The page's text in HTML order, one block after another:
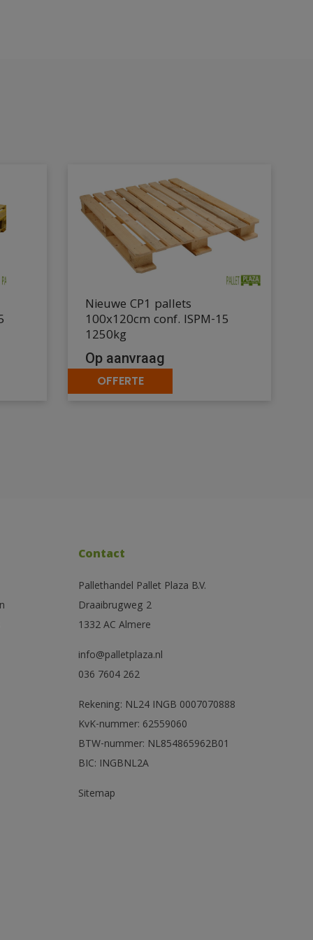
Nieuwe CP1 pallets
100x120cm conf. ISPM-15
1250kg
Op aanvraag
OFFERTE
Contact
Pallethandel Pallet Plaza B.V.
Draaibrugweg 2
1332 AC Almere
info@palletplaza.nl
036 7604 262
Rekening: NL24 INGB 0007070888
KvK-nummer: 62559060
BTW-nummer: NL854865962B01
BIC: INGBNL2A
Sitemap